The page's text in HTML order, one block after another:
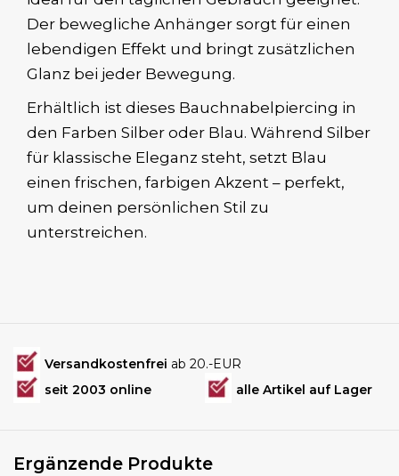
Der bewegliche Anhänger sorgt für einen
lebendigen Effekt und bringt zusätzlichen
Glanz bei jeder Bewegung.
Erhältlich ist dieses Bauchnabelpiercing in
den Farben Silber oder Blau. Während Silber
für klassische Eleganz steht, setzt Blau
einen frischen, farbigen Akzent – perfekt,
um deinen persönlichen Stil zu
unterstreichen.
Versandkostenfrei ab 20.-EUR
seit 2003 online
alle Artikel auf Lager
Ergänzende Produkte